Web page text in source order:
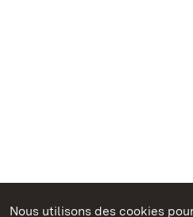
Nous utilisons des cookies